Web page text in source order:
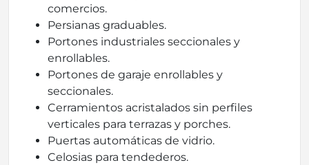
comercios.
Persianas graduables.
Portones industriales seccionales y
enrollables.
Portones de garaje enrollables y
seccionales.
Cerramientos acristalados sin perfiles
verticales para terrazas y porches.
Puertas automáticas de vidrio.
Celosias para tendederos.